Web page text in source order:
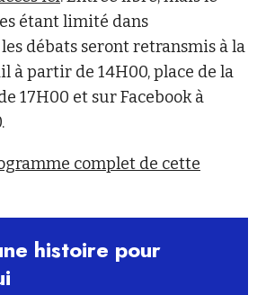
étant limité dans
débats seront retransmis à la
à partir de 14H00, place de la
17H00 et sur Facebook à
complet de cette
histoire pour